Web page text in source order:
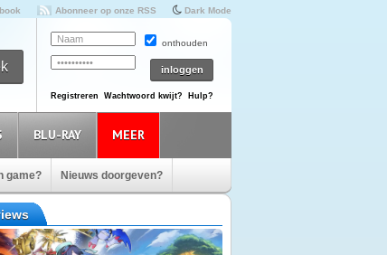
Abonneer op onze RSS Dark Mode
onthouden
Registreren Wachtwoord kwijt? Hulp?
BLU-RAY MEER
game? Nieuws doorgeven?